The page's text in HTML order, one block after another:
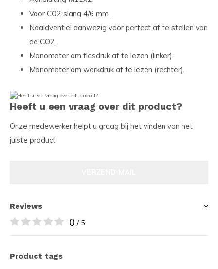
Voor CO2 slang 4/6 mm.
Naaldventiel aanwezig voor perfect af te stellen van
de CO2.
Manometer om flesdruk af te lezen (linker).
Manometer om werkdruk af te lezen (rechter).
Heeft u een vraag over dit product?
Onze medewerker helpt u graag bij het vinden van het
juiste product
Reviews
0 / 5
Product tags